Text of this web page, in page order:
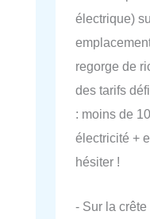
électrique)
regorge de
des tarifs
: moins de
électricité +
hésiter !
- Sur la